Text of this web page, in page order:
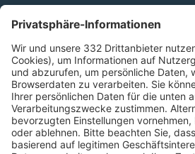
Kontakt
HÄUFIG BESUCHTE SEITEN
Pässe und Vereinswechsel
Trainerausbildung
Schulungsangebot Vereinsmitarbeiter
BFV-Geschäftsstellen